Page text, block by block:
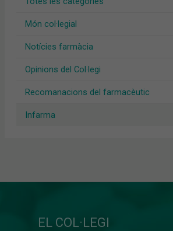
Món col·legial
Notícies farmàcia
Opinions del Col·legi
Recomanacions del farmacèutic
Infarma
EL COL·LEGI